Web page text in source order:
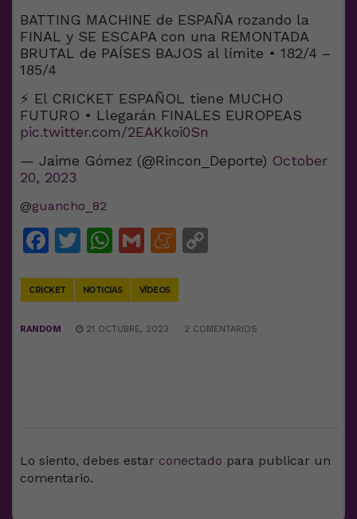
BATTING MACHINE de ESPAÑA rozando la
FINAL y SE ESCAPA con una REMONTADA
BRUTAL de PAÍSES BAJOS al límite • 182/4 –
185/4
⚡️ El CRICKET ESPAÑOL tiene MUCHO
FUTURO • Llegarán FINALES EUROPEAS
pic.twitter.com/2EAKkoi0Sn
— Jaime Gómez (@Rincon_Deporte) October
20, 2023
@guancho_82
Facebook
Twitter
WhatsApp
GmailMeneame
CRICKET NOTICIAS VÍDEOS
RANDOM 21 OCTUBRE, 2023 2 COMENTARIOS
Lo siento, debes estar conectado para publicar un
comentario.